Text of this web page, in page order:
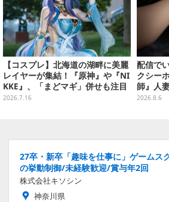
【コスプレ】北海道の湖畔に美麗
レイヤーが集結！『原神』や『NI
KKE』、「まどマギ」併せも注目
の美女たち11選【写真51枚】
2026.7.16
配信で
クシー
師』人
生。「
ら修正
2026.8.6
27卒・新卒「趣味を仕事に」ゲームス
の挙動制御/未経験歓迎/賞与年2回
株式会社キソシン
神奈川県